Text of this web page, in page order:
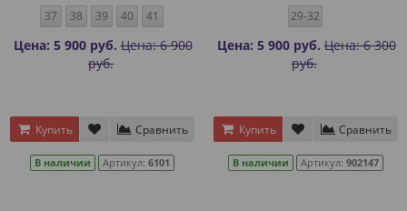
37
38 39 40 41
Цена: 5 900 руб. Цена: 6 900
руб.
Купить Сравнить
В наличии Артикул: 6101
29-32
Цена: 5 900 руб. Цена: 6 300
руб.
Купить Сравнить
В наличии Артикул: 902147